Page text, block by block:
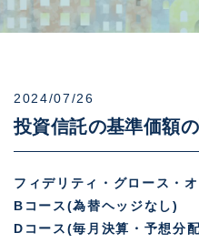
2024/07/26
投資信託の基準価額
フィデリティ・グロース・
Bコース(為替ヘッジなし)
Dコース(毎月決算・予想分